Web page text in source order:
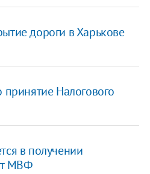
дороги в Харькове
Налогового
в получении
МВФ